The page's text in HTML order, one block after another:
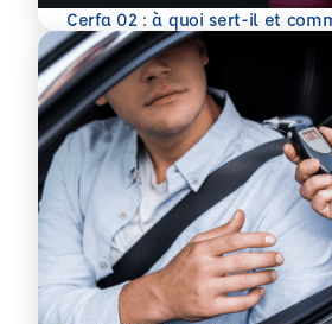
Cerfa 02 : à quoi sert-il et
En savoir plus